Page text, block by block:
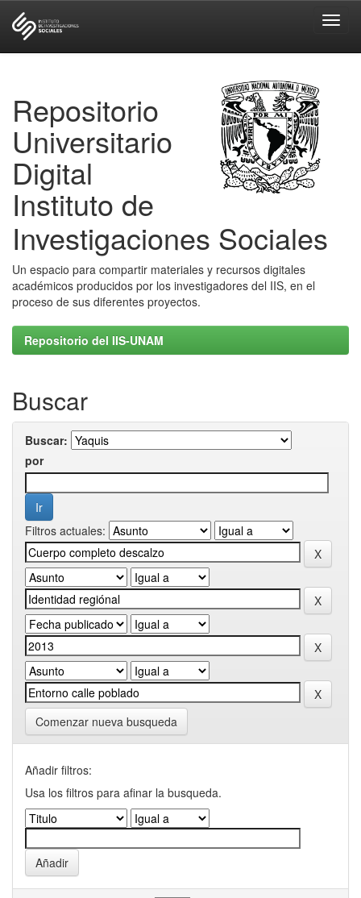
Repositorio
Universitario
Digital
Instituto de
Investigaciones Sociales
Un espacio para compartir materiales y recursos digitales
académicos producidos por los investigadores del IIS, en el
proceso de sus diferentes proyectos.
Repositorio del IIS-UNAM
Buscar
Buscar:
por
Filtros actuales:
Comenzar nueva busqueda
Añadir filtros:
Usa los filtros para afinar la busqueda.